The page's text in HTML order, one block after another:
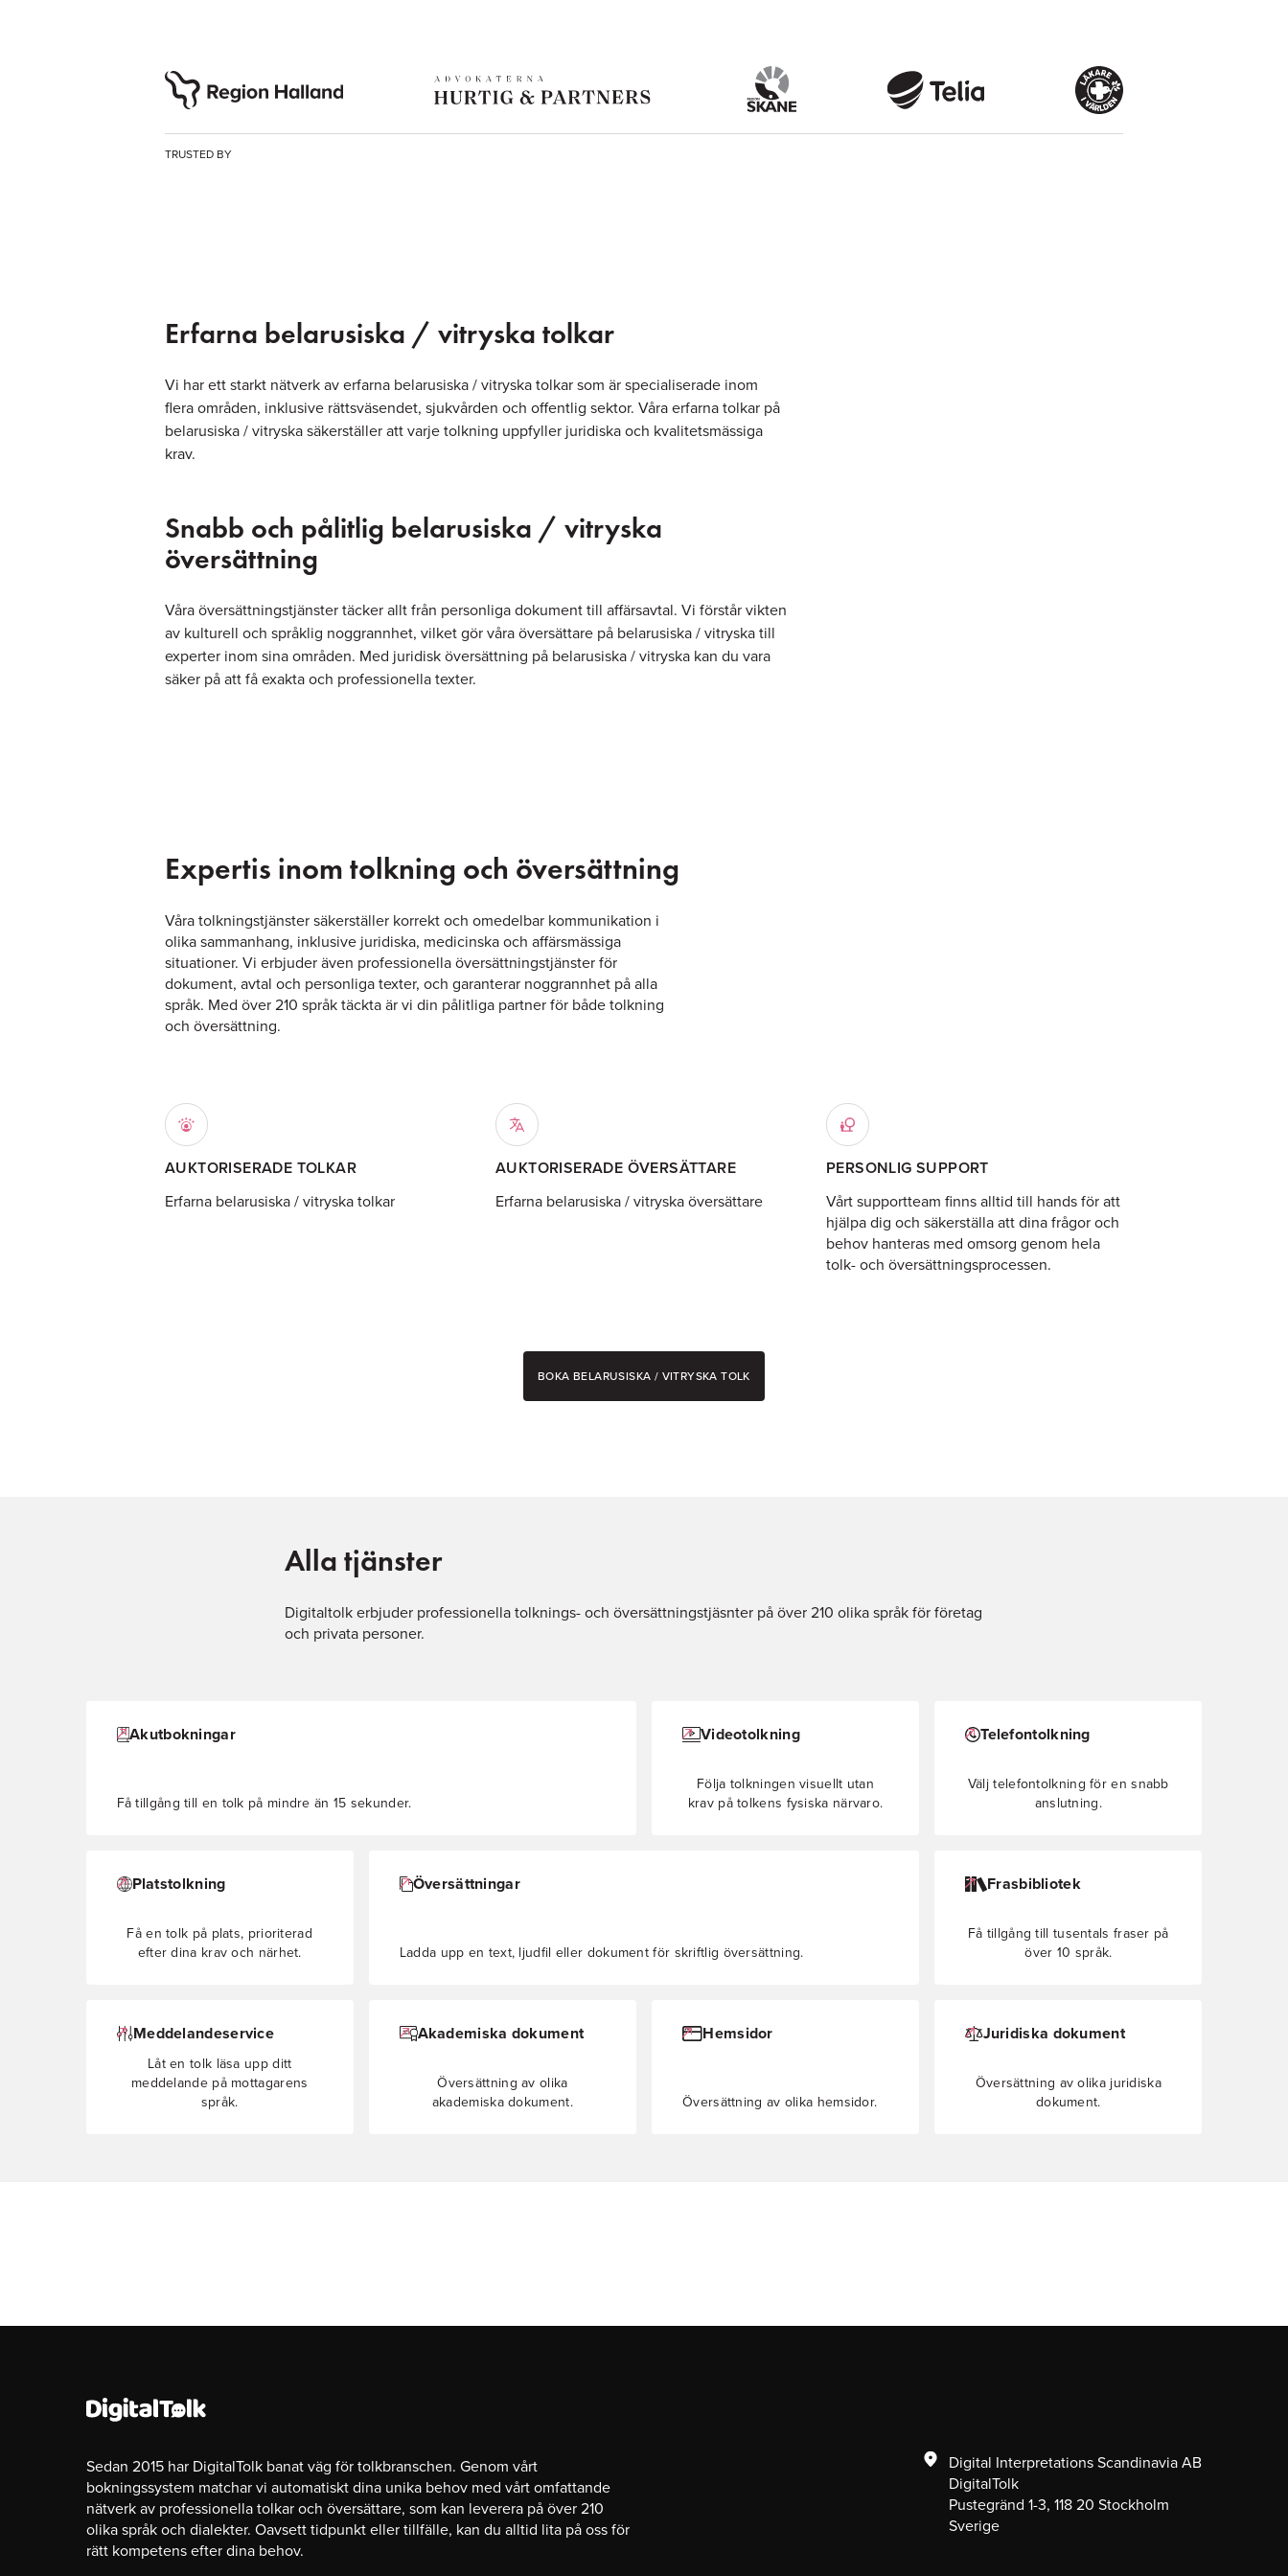
TRUSTED BY
Erfarna belarusiska / vitryska tolkar
Vi har ett starkt nätverk av erfarna belarusiska / vitryska tolkar som är specialiserade inom
flera områden, inklusive rättsväsendet, sjukvården och offentlig sektor. Våra erfarna tolkar på
belarusiska / vitryska säkerställer att varje tolkning uppfyller juridiska och kvalitetsmässiga
krav.
Snabb och pålitlig belarusiska / vitryska
översättning
Våra översättningstjänster täcker allt från personliga dokument till affärsavtal. Vi förstår vikten
av kulturell och språklig noggrannhet, vilket gör våra översättare på belarusiska / vitryska till
experter inom sina områden. Med juridisk översättning på belarusiska / vitryska kan du vara
säker på att få exakta och professionella texter.
Expertis inom tolkning och översättning
Våra tolkningstjänster säkerställer korrekt och omedelbar kommunikation i
olika sammanhang, inklusive juridiska, medicinska och affärsmässiga
situationer. Vi erbjuder även professionella översättningstjänster för
dokument, avtal och personliga texter, och garanterar noggrannhet på alla
språk. Med över 210 språk täckta är vi din pålitliga partner för både tolkning
och översättning.
AUKTORISERADE TOLKAR
Erfarna belarusiska / vitryska tolkar
AUKTORISERADE ÖVERSÄTTARE
Erfarna belarusiska / vitryska översättare
PERSONLIG SUPPORT
Vårt supportteam finns alltid till hands för att
hjälpa dig och säkerställa att dina frågor och
behov hanteras med omsorg genom hela
tolk- och översättningsprocessen.
BOKA BELARUSISKA / VITRYSKA TOLK
Alla tjänster
Digitaltolk erbjuder professionella tolknings- och översättningstjäsnter på över 210 olika språk för företag
och privata personer.
Akutbokningar
Få tillgång till en tolk på mindre än 15 sekunder.
Videotolkning
Följa tolkningen visuellt utan
krav på tolkens fysiska närvaro.
Telefontolkning
Välj telefontolkning för en snabb
anslutning.
Platstolkning
Få en tolk på plats, prioriterad
efter dina krav och närhet.
Översättningar
Ladda upp en text, ljudfil eller dokument för skriftlig översättning.
Frasbibliotek
Få tillgång till tusentals fraser på
över 10 språk.
Meddelandeservice
Låt en tolk läsa upp ditt
meddelande på mottagarens
språk.
Akademiska dokument
Översättning av olika
akademiska dokument.
Hemsidor
Översättning av olika hemsidor.
Juridiska dokument
Översättning av olika juridiska
dokument.
Sedan 2015 har DigitalTolk banat väg för tolkbranschen. Genom vårt
bokningssystem matchar vi automatiskt dina unika behov med vårt omfattande
nätverk av professionella tolkar och översättare, som kan leverera på över 210
olika språk och dialekter. Oavsett tidpunkt eller tillfälle, kan du alltid lita på oss för
rätt kompetens efter dina behov.
Digital Interpretations Scandinavia AB
DigitalTolk
Pustegränd 1-3, 118 20 Stockholm
Sverige